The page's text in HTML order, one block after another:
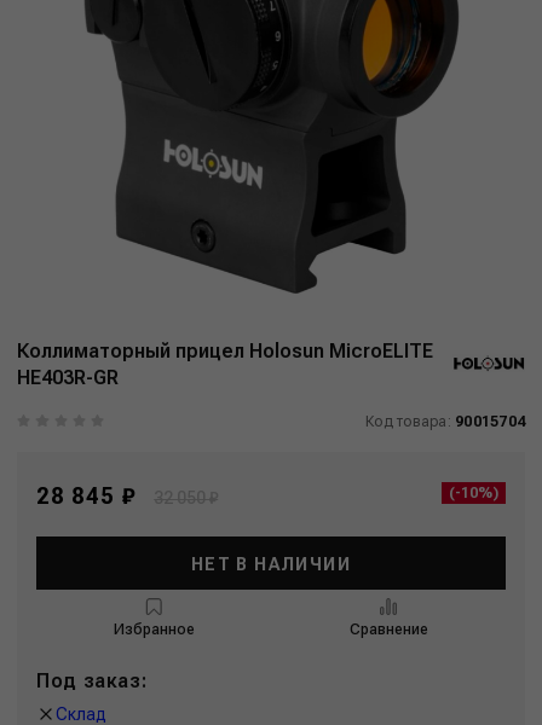
Коллиматорный прицел Holosun MicroELITE
HE403R-GR
Код товара: 90015704
28 845 ₽ (-10%)
НЕТ В НАЛИЧИИ
Избранное Сравнение
Под заказ:
Склад